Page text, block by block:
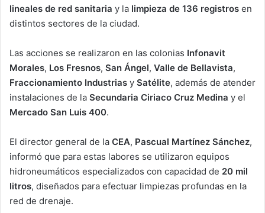
lineales de red sanitaria y la limpieza de 136 registros en
distintos sectores de la ciudad.
Las acciones se realizaron en las colonias Infonavit
Morales, Los Fresnos, San Ángel, Valle de Bellavista,
Fraccionamiento Industrias y Satélite, además de atender
instalaciones de la Secundaria Ciriaco Cruz Medina y el
Mercado San Luis 400.
El director general de la CEA, Pascual Martínez Sánchez,
informó que para estas labores se utilizaron equipos
hidroneumáticos especializados con capacidad de 20 mil
litros, diseñados para efectuar limpiezas profundas en la
red de drenaje.